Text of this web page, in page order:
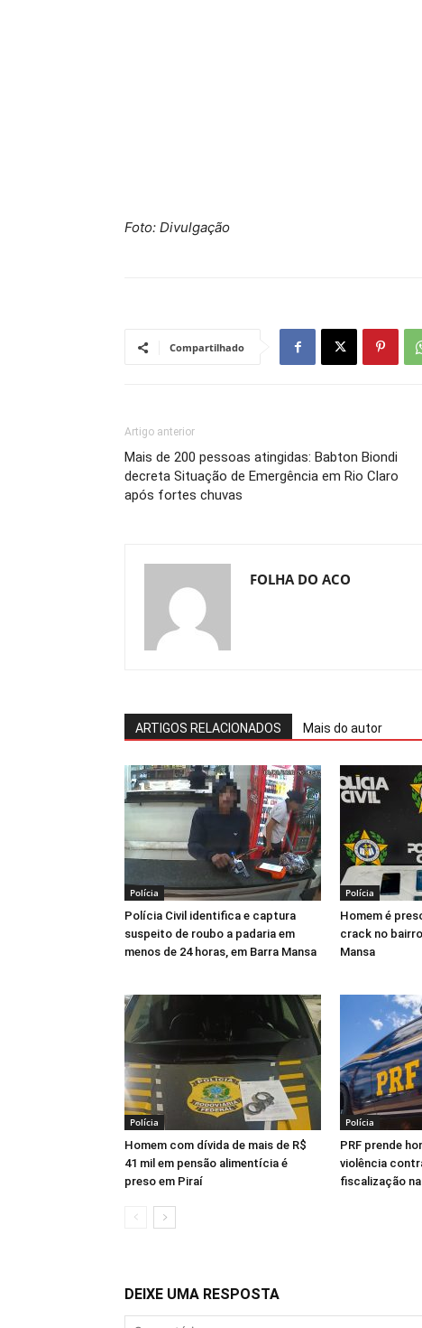
Foto: Divulgação
Compartilhado
Artigo anterior
Mais de 200 pessoas atingidas: Babton Biondi
decreta Situação de Emergência em Rio Claro
após fortes chuvas
FOLHA DO ACO
ARTIGOS RELACIONADOS Mais do autor
Polícia
Polícia Civil identifica e captura
suspeito de roubo a padaria em
menos de 24 horas, em Barra Mansa
Polícia
Homem é
crack no
Mansa
Polícia
Homem com dívida de mais de R$
41 mil em pensão alimentícia é
preso em Piraí
Polícia
PRF prende
violência
fiscalização
DEIXE UMA RESPOSTA